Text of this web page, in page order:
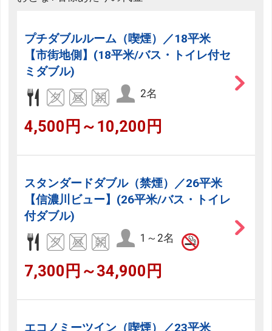
プチダブルルーム（喫煙）／18平米
【市街地側】(18平米/バス・トイレ付セ
ミダブル)
2名
4,500円～10,200円
スタンダードダブル（禁煙）／26平米
【信濃川ビュー】(26平米/バス・トイレ
付ダブル)
1～2名
7,300円～34,900円
エコノミーツイン（喫煙）／23平米